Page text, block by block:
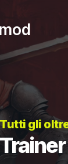
Tutti gli